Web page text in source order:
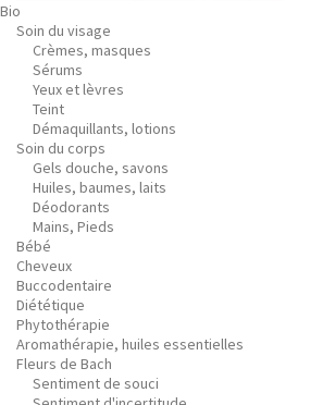
Bio
Soin du visage
Crèmes, masques
Sérums
Yeux et lèvres
Teint
Démaquillants, lotions
Soin du corps
Gels douche, savons
Huiles, baumes, laits
Déodorants
Mains, Pieds
Bébé
Cheveux
Buccodentaire
Diététique
Phytothérapie
Aromathérapie, huiles essentielles
Fleurs de Bach
Sentiment de souci